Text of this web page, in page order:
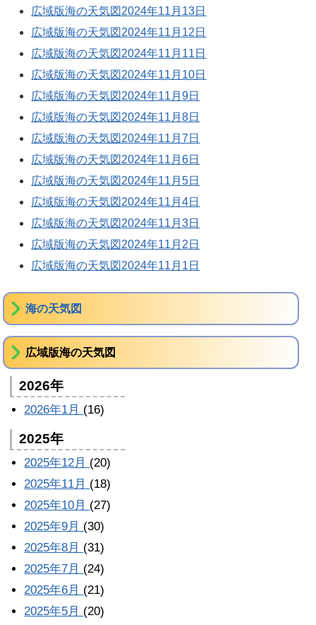
広域版海の天気図2024年11月13日
広域版海の天気図2024年11月12日
広域版海の天気図2024年11月11日
広域版海の天気図2024年11月10日
広域版海の天気図2024年11月9日
広域版海の天気図2024年11月8日
広域版海の天気図2024年11月7日
広域版海の天気図2024年11月6日
広域版海の天気図2024年11月5日
広域版海の天気図2024年11月4日
広域版海の天気図2024年11月3日
広域版海の天気図2024年11月2日
広域版海の天気図2024年11月1日
海の天気図
広域版海の天気図
2026年
2026年1月 (16)
2025年
2025年12月 (20)
2025年11月 (18)
2025年10月 (27)
2025年9月 (30)
2025年8月 (31)
2025年7月 (24)
2025年6月 (21)
2025年5月 (20)